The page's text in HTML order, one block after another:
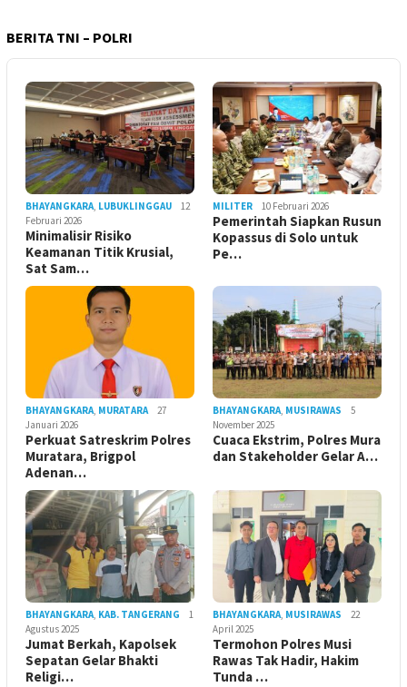
BERITA TNI – POLRI
BHAYANGKARA, LUBUKLINGGAU
12
Februari 2026
Minimalisir Risiko
Keamanan Titik Krusial,
Sat Sam…
MILITER 10 Februari 2026
Pemerintah Siapkan Rusun
Kopassus di Solo untuk
Pe…
BHAYANGKARA, MURATARA
27
Januari 2026
Perkuat Satreskrim Polres
Muratara, Brigpol
Adenan…
BHAYANGKARA, MUSIRAWAS
5
November 2025
Cuaca Ekstrim, Polres Mura
dan Stakeholder Gelar A…
BHAYANGKARA, KAB. TANGERANG
1
Agustus 2025
Jumat Berkah, Kapolsek
Sepatan Gelar Bhakti
Religi…
BHAYANGKARA, MUSIRAWAS
22
April 2025
Termohon Polres Musi
Rawas Tak Hadir, Hakim
Tunda …